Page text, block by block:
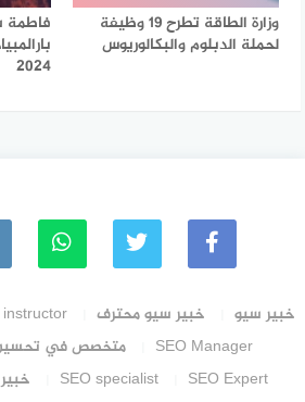
وزارة الطاقة تطرح 19 وظيفة
لحملة الدبلوم والبكالوريوس
فاطمة
2024
خبير سيو خبير سيو محترف instructor
SEO Manager
متخصص في
SEO Expert
SEO specialist